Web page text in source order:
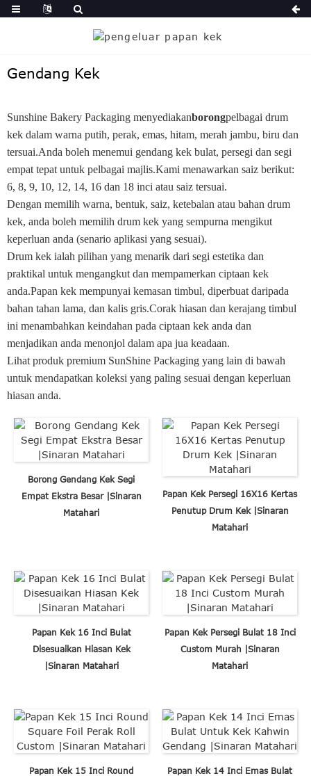
Gendang Kek
Sunshine Bakery Packaging menyediakanborongpelbagai drum
kek dalam warna putih, perak, emas, hitam, merah jambu, biru dan
tersuai.Anda boleh menemui gendang kek bulat, persegi dan segi
empat tepat untuk pelbagai majlis.Kami menawarkan saiz berikut:
6, 8, 9, 10, 12, 14, 16 dan 18 inci atau saiz tersuai.
Dengan memilih warna, bentuk, saiz, ketebalan atau bahan drum
kek, anda boleh memilih drum kek yang sempurna mengikut
keperluan anda (senario aplikasi yang sesuai).
Drum kek ialah pilihan yang menarik dari segi estetika dan
praktikal untuk mengangkut dan mempamerkan ciptaan kek
anda.Papan kek mempunyai kemasan timbul, diperbuat daripada
bahan tahan lama, dan kalis gris.Corak hiasan dan kerajang timbul
ini menambahkan keindahan pada ciptaan kek anda dan
menjadikan anda menonjol dalam apa jua keadaan.
Lihat produk premium SunShine Packaging yang lain di bawah
untuk mendapatkan koleksi yang paling sesuai dengan keperluan
hiasan anda.
Borong Gendang Kek Segi
Empat Ekstra Besar |Sinaran
Matahari
Papan Kek Persegi 16X16 Kertas
Penutup Drum Kek |Sinaran
Matahari
Papan Kek 16 Inci Bulat
Disesuaikan Hiasan Kek
|Sinaran Matahari
Papan Kek Persegi Bulat 18 Inci
Custom Murah |Sinaran
Matahari
Papan Kek 15 Inci Round
Papan Kek 14 Inci Emas Bulat